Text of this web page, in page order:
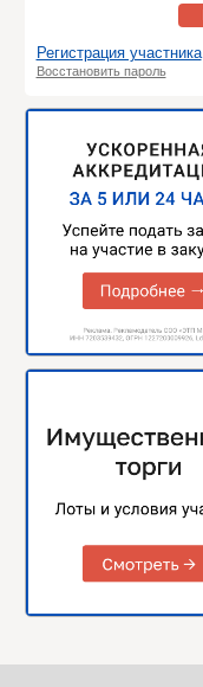
Регистрация участника
Восстановить пароль